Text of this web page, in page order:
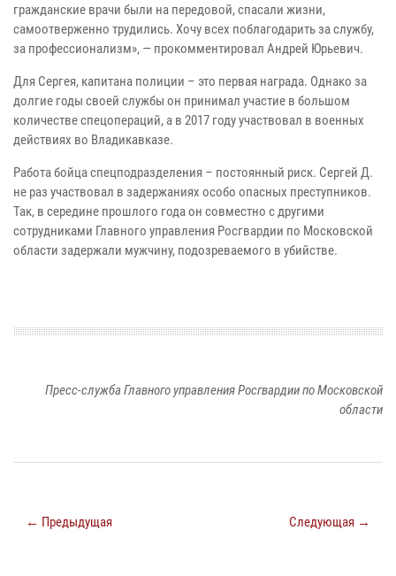
гражданские врачи были на передовой, спасали жизни,
самоотверженно трудились. Хочу всех поблагодарить за службу,
за профессионализм», — прокомментировал Андрей Юрьевич.
Для Сергея, капитана полиции – это первая награда. Однако за
долгие годы своей службы он принимал участие в большом
количестве спецопераций, а в 2017 году участвовал в военных
действиях во Владикавказе.
Работа бойца спецподразделения – постоянный риск. Сергей Д.
не раз участвовал в задержаниях особо опасных преступников.
Так, в середине прошлого года он совместно с другими
сотрудниками Главного управления Росгвардии по Московской
области задержали мужчину, подозреваемого в убийстве.
Пресс-служба Главного управления Росгвардии по Московской
области
← Предыдущая Следующая →